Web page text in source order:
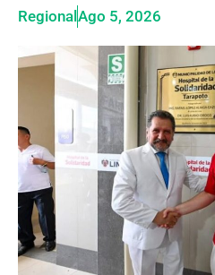
RegionalAgo 5, 2026